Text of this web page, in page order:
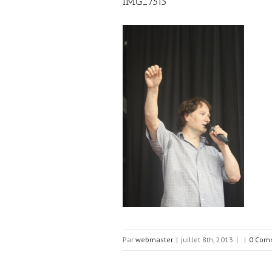
Par webmaster | juillet 8th, 2013 | | 0